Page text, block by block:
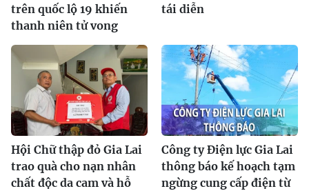
trên quốc lộ 19 khiến
thanh niên tử vong
tái diễn
Hội Chữ thập đỏ Gia Lai
trao quà cho nạn nhân
chất độc da cam và hỗ
Công ty Điện lực Gia Lai
thông báo kế hoạch tạm
ngừng cung cấp điện từ